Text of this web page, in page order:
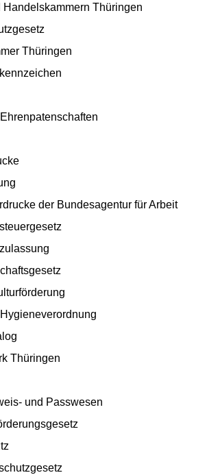
Handelskammern Thüringen
Thüringen
der Bundesagentur für Arbeit
Thüringen
und Passwesen